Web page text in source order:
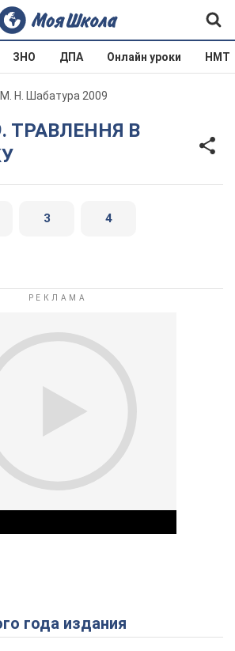
ЗНО ДПА Онлайн уроки НМТ
Н. Шабатура 2009
3 4
Play Video
года издания